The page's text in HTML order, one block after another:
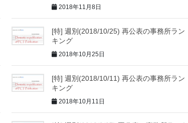
2018年11月8日
[特] 週別(2018/10/25) 再公表の事務所ラン
キング
2018年10月25日
[特] 週別(2018/10/11) 再公表の事務所ラン
キング
2018年10月11日